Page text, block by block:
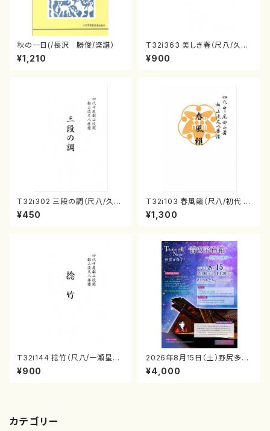
秋の一日(/長沢 勝俊/楽譜）
¥1,210
T32i363 美しき春（尺八/久本
玄智/楽譜）都山流公刊楽譜曲
番:2068
¥900
T32i302 三段の調（尺八/久本
玄智/楽譜）都山no:2003
¥450
T32i103 春風籟（尺八/初代 石
垣征山/尺八/都山式譜）都山流
公刊楽譜曲番:552
¥1,300
T32i144 捻竹（尺八/一瀬星山/
尺八/都山式譜）都山流公刊楽譜
曲番:593
¥900
2026年8月15日（土）野尻多佳
子ピアノリサイタル 音の宝石
箱チケット一般
¥4,000
カテゴリー